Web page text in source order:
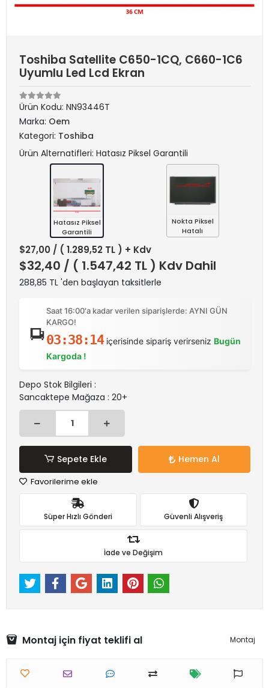
Toshiba Satellite C650-1CQ, C660-1C6
Uyumlu Led Lcd Ekran
Ürün Kodu: NN93446T
Marka: Oem
Kategori: Toshiba
Ürün Alternatifleri: Hatasız Piksel Garantili
Hatasız Piksel
Garantili
Nokta Piksel
Hatalı
$27,00 / ( 1.289,52 TL ) + Kdv
$32,40 / ( 1.547,42 TL ) Kdv Dahil
288,85 TL 'den başlayan taksitlerle
Saat 16:00'a kadar verilen siparişlerde: AYNI GÜN
KARGO!
03:38:14içerisinde sipariş verirseniz Bugün
Kargoda !
Depo Stok Bilgileri :
Sancaktepe Mağaza : 20+
Sepete Ekle Hemen Al
Favorilerime ekle
Süper Hızlı Gönderi Güvenli Alışveriş
İade ve Değişim
Montaj için fiyat teklifi al Montaj